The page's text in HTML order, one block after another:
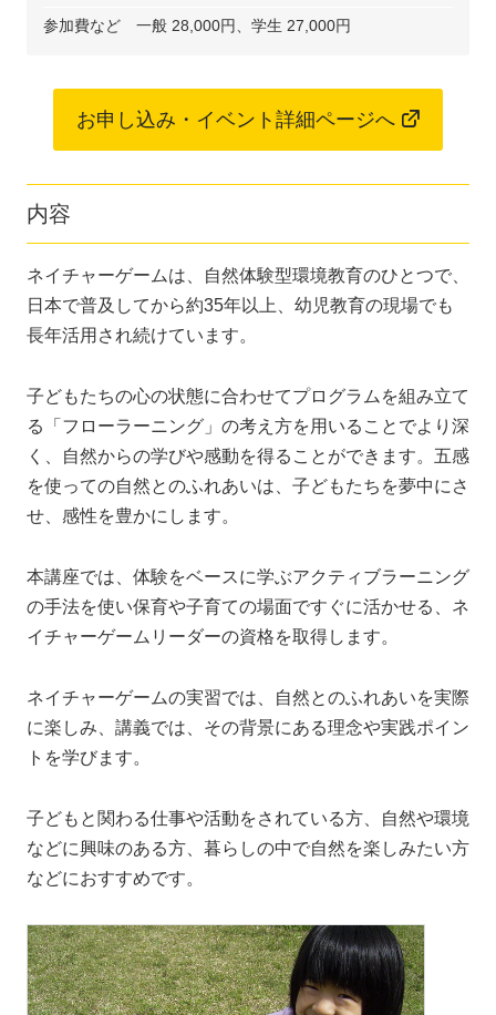
参加費など 一般 28,000円、学生 27,000円
お申し込み・イベント詳細ページへ
内容
ネイチャーゲームは、自然体験型環境教育のひとつで、
日本で普及してから約35年以上、幼児教育の現場でも
長年活用され続けています。
子どもたちの心の状態に合わせてプログラムを組み立て
る「フローラーニング」の考え方を用いることでより深
く、自然からの学びや感動を得ることができます。五感
を使っての自然とのふれあいは、子どもたちを夢中にさ
せ、感性を豊かにします。
本講座では、体験をベースに学ぶアクティブラーニング
の手法を使い保育や子育ての場面ですぐに活かせる、ネ
イチャーゲームリーダーの資格を取得します。
ネイチャーゲームの実習では、自然とのふれあいを実際
に楽しみ、講義では、その背景にある理念や実践ポイン
トを学びます。
子どもと関わる仕事や活動をされている方、自然や環境
などに興味のある方、暮らしの中で自然を楽しみたい方
などにおすすめです。